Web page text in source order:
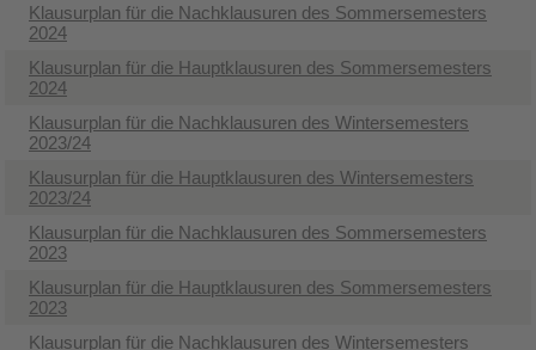
Klausurplan für die Nachklausuren des Sommersemesters
2024
Klausurplan für die Hauptklausuren des Sommersemesters
2024
Klausurplan für die Nachklausuren des Wintersemesters
2023/24
Klausurplan für die Hauptklausuren des Wintersemesters
2023/24
Klausurplan für die Nachklausuren des Sommersemesters
2023
Klausurplan für die Hauptklausuren des Sommersemesters
2023
Klausurplan für die Nachklausuren des Wintersemesters